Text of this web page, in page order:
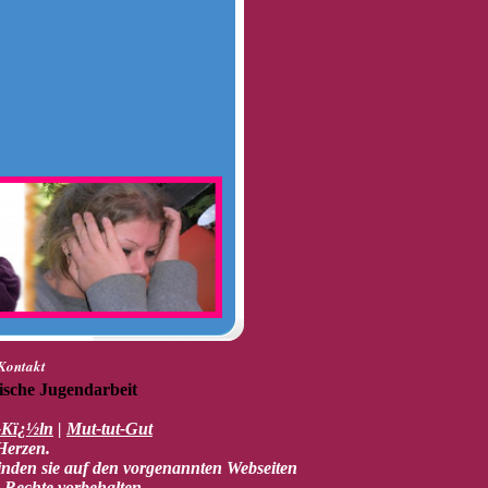
Jugendarbeit
Kï¿½ln | Mut-tut-Gut
sie auf den vorgenannten Webseiten